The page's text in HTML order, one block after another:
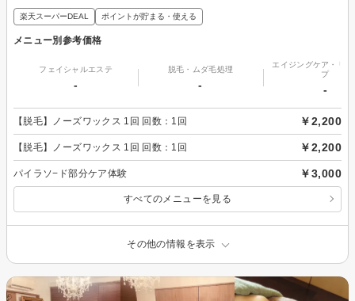
楽天スーパーDEAL ポイントが貯まる・使える
メニュー別参考価格
フェイシャルエステ
-
脱毛・ムダ毛処理
-
エイジングケア・リ
プ
-
【脱毛】ノーズワックス 1回 回数：1回 ￥2,200
【脱毛】ノーズワックス 1回 回数：1回 ￥2,200
パイラソ−ド部分ケア体験 ￥3,000
すべてのメニューを見る
その他の情報を表示